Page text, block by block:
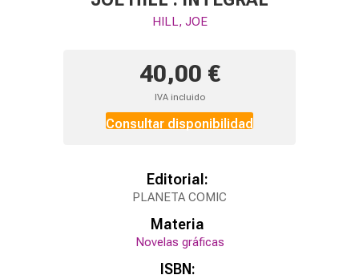
HILL, JOE
40,00 €
IVA incluido
Consultar disponibilidad
Editorial:
PLANETA COMIC
Materia
Novelas gráficas
ISBN: